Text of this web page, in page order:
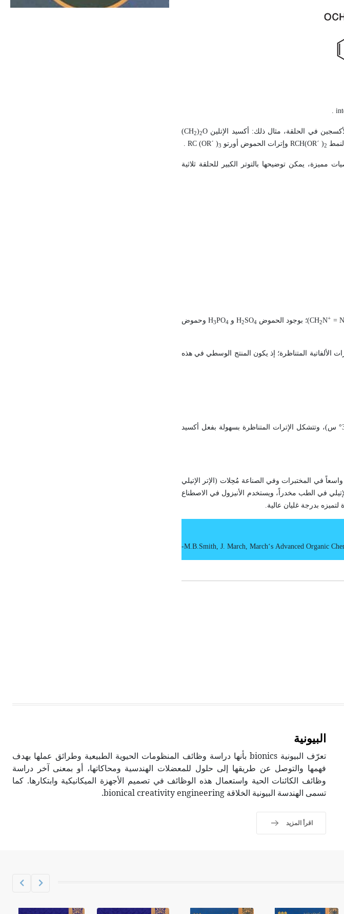
.
في الحلقة، مثال ذلك: أكسيد الإتلين (CH2)2O
RCH(OR´ )2 وإترات الحموض أورتو RC (OR´ )3
.
مميزة، يمكن توضيحها بالتوتر الكبير للحلقة ثلاثية
CH2N+ = N )؛ بوجود الحموض H2SO4 و H3PO4
وحموض
المتناظرة؛ إذ يكون المنتج الوسطي في هذه
س)، وتتشكل الإترات المتناظرة بسهولة بفعل أكسيد
في المختبرات وفي الصناعة مُحِلات (الإتر الإتيلي
الإتيلي في الطب مخدراً، ويستخدم الأنيزول في الاصطناع
لتميزه بدرجة غليان عالية.
-M.B.Smith, J. March, March‘s Advanced Or­ganic
البيونية
تعرّف البيونية bionics بأنها دراسة وظائف المنظومات الحيوية الطبيعية وطرائق عملها بهدف
فهمها والتوصل عن طريقها إلى حلول للمعضلات الهندسية ومحاكاتها، أو بمعنى آخر دراسة
وظائف الكائنات الحية واستعمال هذه الوظائف في تصميم الأجهزة الميكانيكية وابتكارها. كما
تسمى الهندسة البيونية الخلاقة bionical creativity engineering.
اقرأ المزيد